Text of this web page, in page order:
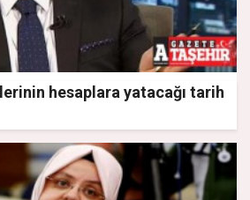
hesaplara yatacağı tarih